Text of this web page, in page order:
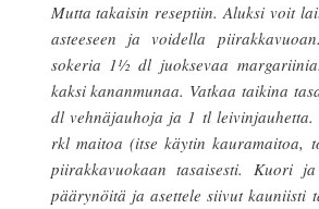
Mutta takaisin reseptiin. Aluksi voit
asteeseen ja voidella
sokeria 1½ dl juoksevaa
kaksi kananmunaa. Vatkaa taikina
dl vehnäjauhoja ja 1 tl
rkl maitoa (itse käytin kauramaitoa,
piirakkavuokaan tasaisesti. Kuori
päärynöitä ja asettele siivut kauniisti